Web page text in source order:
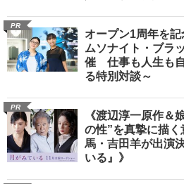
PR
オープン1周年を
ムソナイト・ブラ
催 仕事も人生も
る特別対談～
PR
《渡辺淳一原作＆
の性”を真摯に描
馬・吉田羊が出演
いる』》